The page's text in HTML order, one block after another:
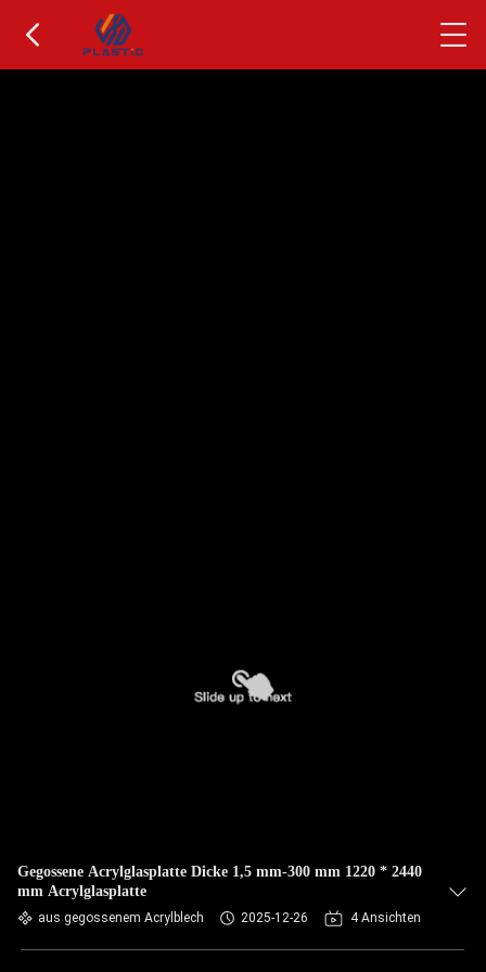
Gegossene Acrylglasplatte Dicke 1,5 mm-300 mm 1220 * 2440
mm Acrylglasplatte
aus gegossenem Acrylblech 2025-12-26 4 Ansichten